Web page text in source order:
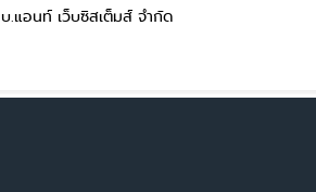
บ.แอนท์ เว็บซิสเต็มส์ จำกัด